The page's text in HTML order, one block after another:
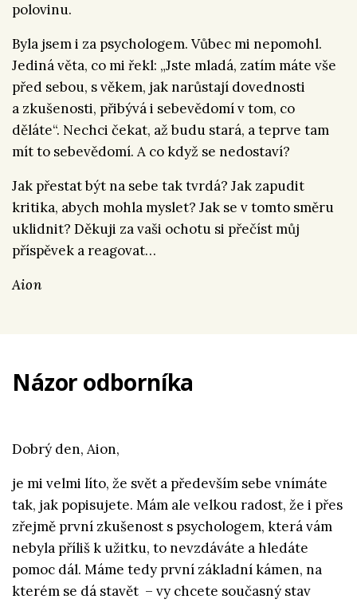
polovinu.
Byla jsem i za psychologem. Vůbec mi nepomohl.
Jediná věta, co mi řekl: „Jste mladá, zatím máte vše
před sebou, s věkem, jak narůstají dovednosti
a zkušenosti, přibývá i sebevědomí v tom, co
děláte“. Nechci čekat, až budu stará, a teprve tam
mít to sebevědomí. A co když se nedostaví?
Jak přestat být na sebe tak tvrdá? Jak zapudit
kritika, abych mohla myslet? Jak se v tomto směru
uklidnit? Děkuji za vaši ochotu si přečíst můj
příspěvek a reagovat…
Aion
Názor odborníka
Dobrý den, Aion,
je mi velmi líto, že svět a především sebe vnímáte
tak, jak popisujete. Mám ale velkou radost, že i přes
zřejmě první zkušenost s psychologem, která vám
nebyla příliš k užitku, to nevzdáváte a hledáte
pomoc dál. Máme tedy první základní kámen, na
kterém se dá stavět ­ – vy chcete současný stav